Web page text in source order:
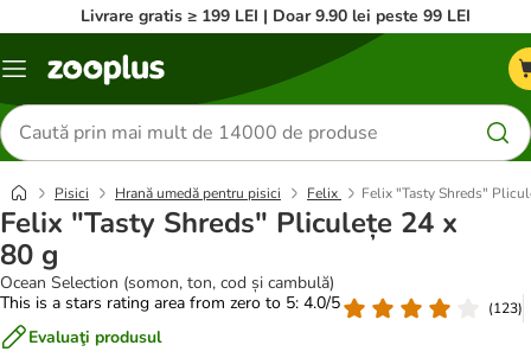
Livrare gratis ≥ 199 LEI | Doar 9.90 lei peste 99 LEI
Categorii
Căutare
produse
Pisici Hrană umedă pentru pisici Felix Felix "Tasty Shreds"
Felix "Tasty Shreds" Pliculețe 24 x
80 g
Ocean Selection (somon, ton, cod și cambulă)
This is a stars rating area from zero to 5: 4.0/5
(123)
Evaluaţi produsul